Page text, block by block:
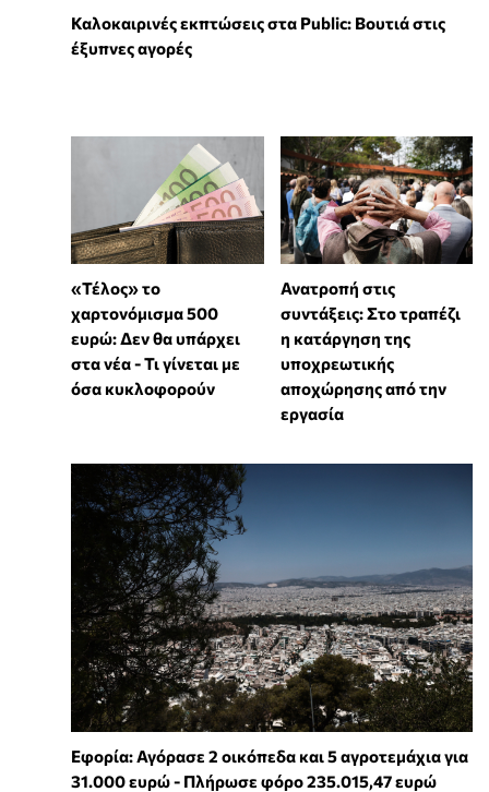
Καλοκαιρινές εκπτώσεις στα Public: Βουτιά στις
έξυπνες αγορές
«Τέλος» το
χαρτονόμισμα 500
ευρώ: Δεν θα υπάρχει
στα νέα - Τι γίνεται με
όσα κυκλοφορούν
Ανατροπή στις
συντάξεις: Στο τραπέζι
η κατάργηση της
υποχρεωτικής
αποχώρησης από την
εργασία
Εφορία: Αγόρασε 2 οικόπεδα και 5 αγροτεμάχια για
31.000 ευρώ - Πλήρωσε φόρο 235.015,47 ευρώ